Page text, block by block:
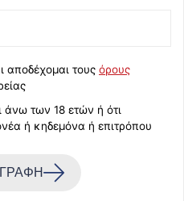
αποδέχομαι τους όρους
άνω των 18 ετών ή ότι
ή κηδεμόνα ή επιτρόπου